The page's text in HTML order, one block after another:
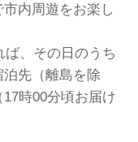
内周遊をお楽し
ば、その日のうち
先（離島を除
時00分頃お届け